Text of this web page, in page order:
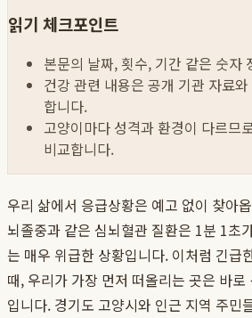
읽기 체크포인트
본문의 날짜, 횟수, 기간 같은 숫자
건강 관련 내용은 공개 기관 자료
합니다.
고양이마다 성격과 환경이 다르므
비교합니다.
우리 삶에서 응급상황은 예고 없이 찾아
뇌졸중과 같은 심뇌혈관 질환은 1분 1초
는 매우 위급한 상황입니다. 이처럼 긴급
때, 우리가 가장 먼저 떠올리는 곳은 바로
입니다. 경기도 고양시와 인근 지역 주민